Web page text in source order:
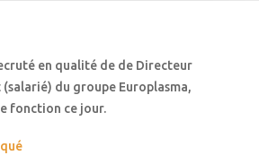
en qualité de de Directeur
du groupe Europlasma,
fonction ce jour.